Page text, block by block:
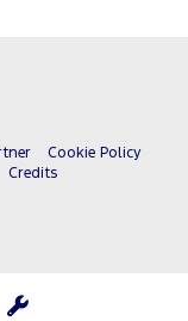
Cookie Policy
Credits